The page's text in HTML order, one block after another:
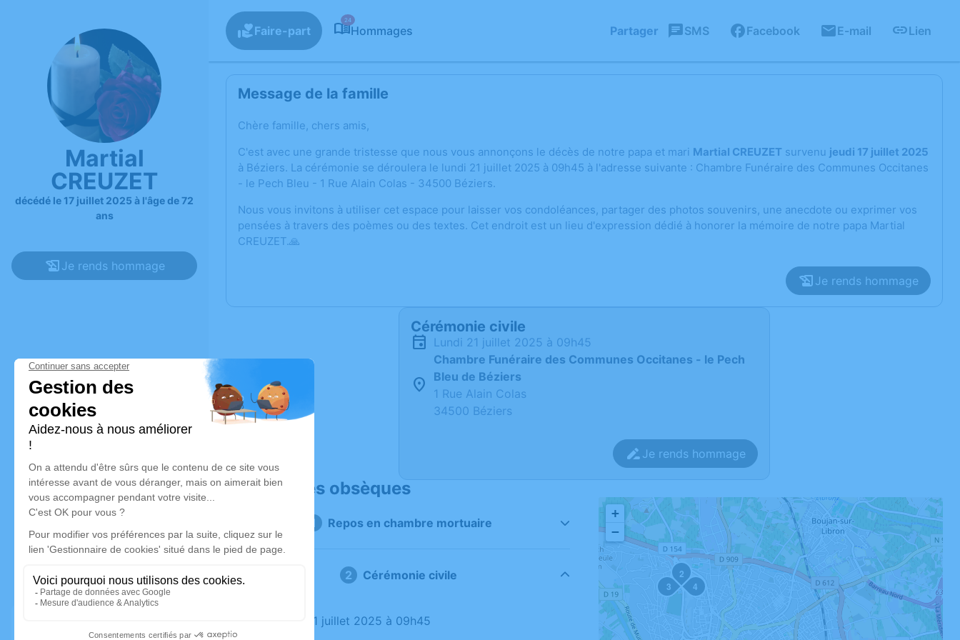
Martial
CREUZET
décédé le 17 juillet 2025 à l'âge de 72
ans
Je rends hommage
Faire-part
24
Hommages Partager SMS Facebook E-mail Lien
Message de la famille
Chère famille, chers amis,
C'est avec une grande tristesse que nous vous annonçons le décès de notre papa et mari Martial CREUZET survenu jeudi 17 juillet 2025
à Béziers. La cérémonie se déroulera le lundi 21 juillet 2025 à 09h45 à l'adresse suivante : Chambre Funéraire des Communes Occitanes
- le Pech Bleu - 1 Rue Alain Colas - 34500 Béziers.
Nous vous invitons à utiliser cet espace pour laisser vos condoléances, partager des photos souvenirs, une anecdote ou exprimer vos
pensées à travers des poèmes ou des textes. Cet endroit est un lieu d'expression dédié à honorer la mémoire de notre papa Martial
CREUZET.🙏
Je rends hommage
Cérémonie civile
lundi 21 juillet 2025 à 09h45
Chambre Funéraire des Communes Occitanes - le Pech
Bleu de Béziers
1 Rue Alain Colas
34500 Béziers
Je rends hommage
Déroulé des obsèques
Repos en chambre mortuaire
Cérémonie civile
Le lundi 21 juillet 2025 à 09h45
2
3
4
+
−